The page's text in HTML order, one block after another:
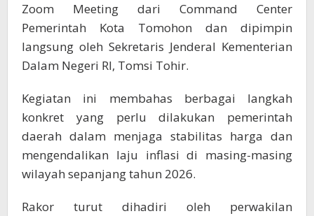
Zoom Meeting dari Command Center
Pemerintah Kota Tomohon dan dipimpin
langsung oleh Sekretaris Jenderal Kementerian
Dalam Negeri RI, Tomsi Tohir.
Kegiatan ini membahas berbagai langkah
konkret yang perlu dilakukan pemerintah
daerah dalam menjaga stabilitas harga dan
mengendalikan laju inflasi di masing-masing
wilayah sepanjang tahun 2026.
Rakor turut dihadiri oleh perwakilan